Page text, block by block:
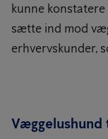
kunne
sætte ind mod
erhvervskunder,
Væggelushund